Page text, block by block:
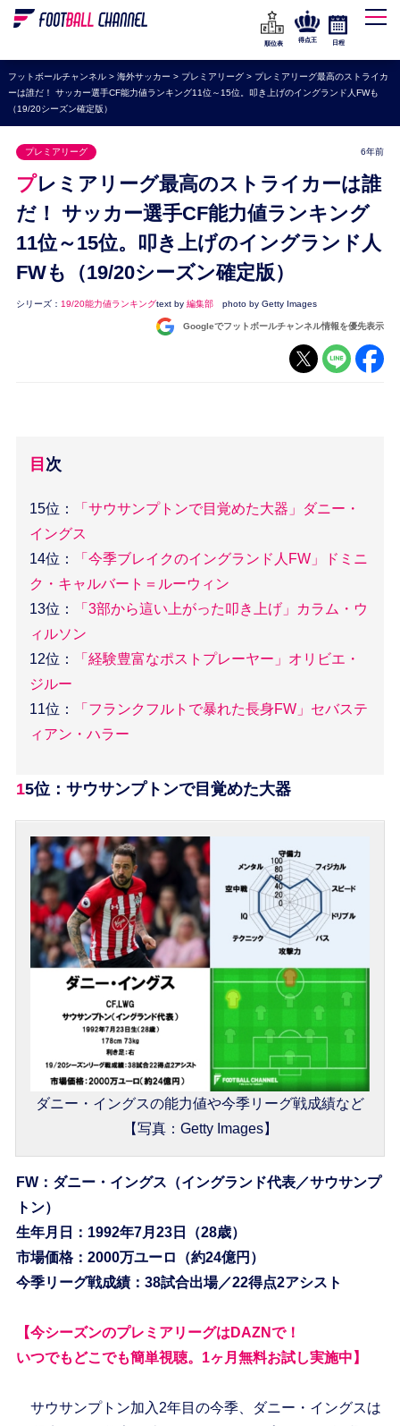
WEリーグ
海外サッカー
プレミアリーグ
ラ・リーガ
セリエA
ブンデスリーガ
UEFA
ナショナルチーム
順位表
得点王 日程
フットボールチャンネル> 海外サッカー > プレミアリーグ> プレミアリーグ最高のストライカ
ーは誰だ！ サッカー選手CF能力値ランキング11位～15位。叩き上げのイングランド人FWも
（19/20シーズン確定版）
プレミアリーグ 6年前
プレミアリーグ最高のストライカーは誰
だ！ サッカー選手CF能力値ランキング
11位～15位。叩き上げのイングランド人
FWも（19/20シーズン確定版）
シリーズ： 19/20能力値ランキングtext by 編集部 photo by Getty Images
Googleでフットボールチャンネル情報を優先表示
目次
15位：
「サウサンプトンで目覚めた大器」ダニー・
イングス
14位：
「今季ブレイクのイングランド人FW」ドミニ
ク・キャルバート＝ルーウィン
13位：
「3部から這い上がった叩き上げ」カラム・ウ
ィルソン
12位：
「経験豊富なポストプレーヤー」オリビエ・
ジルー
11位：
「フランクフルトで暴れた長身FW」セバステ
ィアン・ハラー
15位：サウサンプトンで目覚めた大器
ダニー・イングスの能力値や今季リーグ戦成績など
【写真：Getty Images】
FW：ダニー・イングス（イングランド代表／サウサンプ
トン）
生年月日：1992年7月23日（28歳）
市場価格：2000万ユーロ（約24億円）
今季リーグ戦成績：38試合出場／22得点2アシスト
【今シーズンのプレミアリーグはDAZNで！
いつでもどこでも簡単視聴。1ヶ月無料お試し実施中】
サウサンプトン加入2年目の今季、ダニー・イングスは